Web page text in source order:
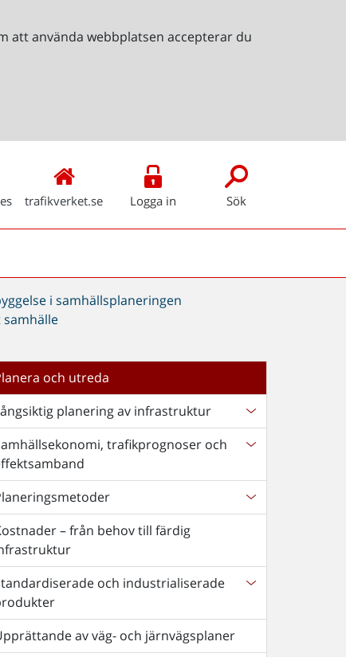
att använda webbplatsen accepterar du
trafikverket.se Logga in Sök
i samhällsplaneringen
och utreda
planering av infrastruktur
trafikprognoser och
– från behov till färdig
och industrialiserade
av väg- och järnvägsplaner